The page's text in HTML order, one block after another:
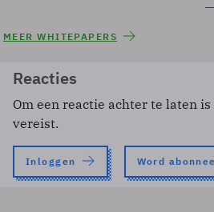
MEER WHITEPAPERS
Reacties
Om een reactie achter te laten
vereist.
Inloggen Word abonnee